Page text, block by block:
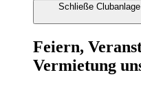
Schließe
Feiern,
Vermietung